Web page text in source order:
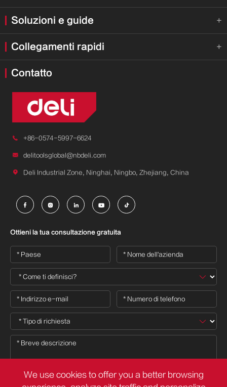
Soluzioni e guide 
Collegamenti rapidi 
Contatto
 +86-0574-5997-6624
 delitoolsglobal@nbdeli.com
 Deli Industrial Zone, Ninghai, Ningbo, Zhejiang, China
    
Ottieni la tua consultazione gratuita
We use cookies to offer you a better browsing